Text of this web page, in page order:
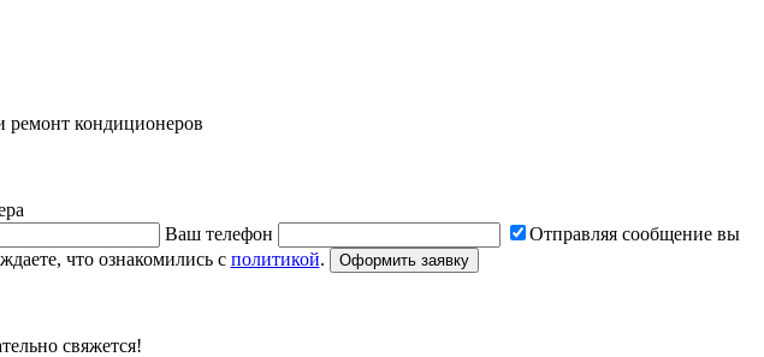
ремонт кондиционеров
Ваш телефон
Отправляя сообщение вы
что ознакомились с политикой. Оформить заявку
свяжется!